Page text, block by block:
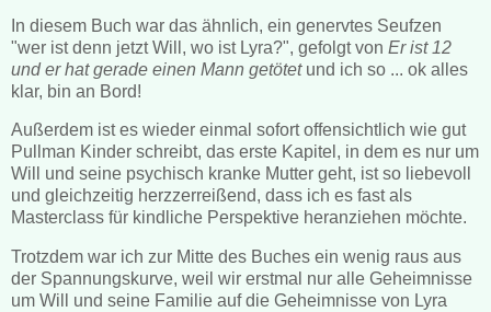
In diesem Buch war das ähnlich, ein genervtes Seufzen
"wer ist denn jetzt Will, wo ist Lyra?", gefolgt von Er ist 12
und er hat gerade einen Mann getötetund ich so ... ok alles
klar, bin an Bord!
Außerdem ist es wieder einmal sofort offensichtlich wie gut
Pullman Kinder schreibt, das erste Kapitel, in dem es nur um
Will und seine psychisch kranke Mutter geht, ist so liebevoll
und gleichzeitig herzzerreißend, dass ich es fast als
Masterclass für kindliche Perspektive heranziehen möchte.
Trotzdem war ich zur Mitte des Buches ein wenig raus aus
der Spannungskurve, weil wir erstmal nur alle Geheimnisse
um Will und seine Familie auf die Geheimnisse von Lyra